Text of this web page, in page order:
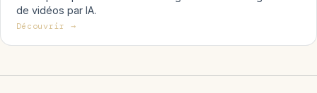
de vidéos par IA.
Découvrir →